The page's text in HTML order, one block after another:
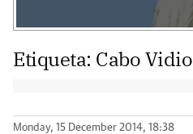
Etiqueta: Cabo Vidio
Monday, 15 December 2014, 18:38